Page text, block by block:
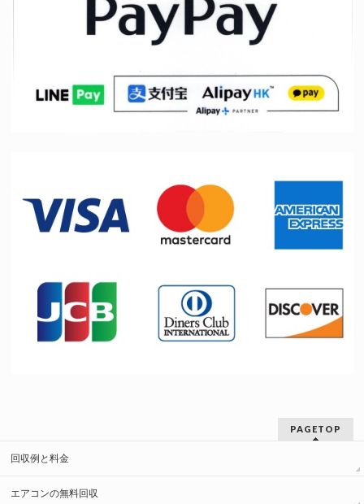
PAGETOP
回収例と料金
エアコンの無料回収